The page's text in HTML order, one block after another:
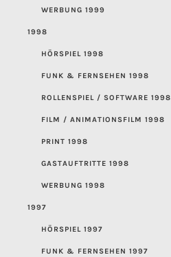
WERBUNG 1999
1998
HÖRSPIEL 1998
FUNK & FERNSEHEN 1998
ROLLENSPIEL / SOFTWARE 1998
FILM / ANIMATIONSFILM 1998
PRINT 1998
GASTAUFTRITTE 1998
WERBUNG 1998
1997
HÖRSPIEL 1997
FUNK & FERNSEHEN 1997